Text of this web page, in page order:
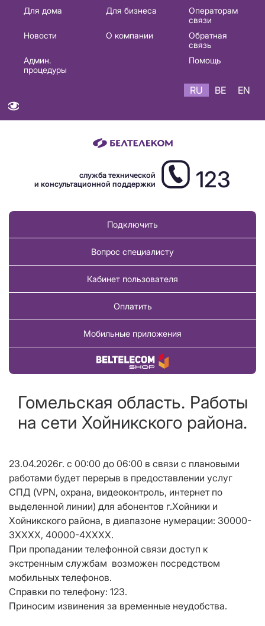
Основная
навигация
Для дома Для бизнеса
Операторам
связи
Новости
О компании
Обратная
связь
Админ.
процедуры
Помощь
RU BE EN
служба технической
и консультационной поддержки
123
Подключить
Вопрос специалисту
Кабинет пользователя
Оплатить
Мобильные приложения
Купить товар
Гомельская область. Работы
на сети Хойникского района.
23.04.2026г. с 00:00 до 06:00 в связи с плановыми
работами будет перерыв в предоставлении услуг
СПД (VPN, охрана, видеоконтроль, интернет по
выделенной линии) для абонентов г.Хойники и
Хойникского района, в диапазоне нумерации: 30000-
3ХХХХ, 40000-4ХХХХ.
При пропадании телефонной связи доступ к
экстренным службам возможен посредством
мобильных телефонов.
Справки по телефону: 123.
Приносим извинения за временные неудобства.